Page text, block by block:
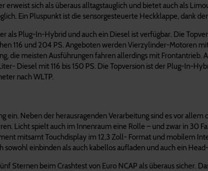
erweist sich als überaus alltagstauglich und bietet auch als
Ein Pluspunkt ist die sensorgesteuerte Heckklappe, dank
Plug-In-Hybrid und auch ein Diesel ist verfügbar. Die
116 und 204 PS. Angeboten werden Vierzylinder-Motoren
die meisten Ausführungen fahren allerdings mit
Diesel mit 116 bis 150 PS. Die Topversion ist der Plug-In-
nach WLTP.
Neben der herausragenden Verarbeitung sind es vor
Licht spielt auch im Innenraum eine Rolle – und zwar in 30
mitsamt Touchdisplay im 12,3 Zoll- Format und mobilem
einbinden als auch kabellos aufladen und auch ein
Sternen beim Crashtest von Euro NCAP als überaus sicher.